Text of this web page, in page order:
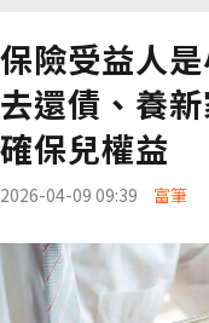
保險受益人
去還債、養
確保兒權益
2026-04-09 09:39 富筆